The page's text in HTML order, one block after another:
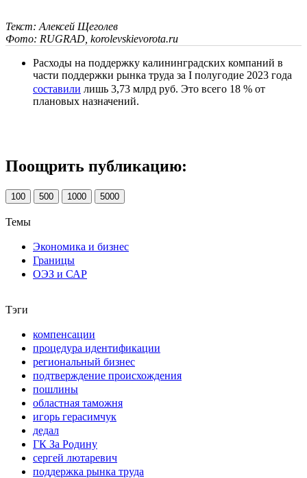
Текст: Алексей Щеголев
Фото: RUGRAD, korolevskievorota.ru
Расходы на поддержку калининградских компаний в
части поддержки рынка труда за I полугодие 2023 года
составили лишь 3,73 млрд руб. Это всего 18 % от
плановых назначений.
Поощрить публикацию:
100 500 1000 5000
Темы
Экономика и бизнес
Границы
ОЭЗ и САР
Тэги
компенсации
процедура идентификации
региональный бизнес
подтверждение происхождения
пошлины
областная таможня
игорь герасимчук
дедал
ГК За Родину
сергей лютаревич
поддержка рынка труда